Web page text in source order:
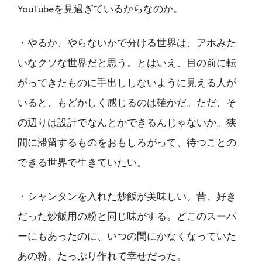
YouTubeを見過ぎているからなのか。
・やるか、やらないかで分ける世界は、アホみた
いなクソな世界だと思う。とはいえ、目の前に転
がってきたものに手出ししないように見える人が
いると、もどかしく感じるのは確かだ。ただ、そ
の辺りは設計でなんとかできるんじゃないか。狭
間に滞留するものをおもしろがって、待つことの
できる世界で生きていたい。
・シャンタンを入れた炒飯が美味しい。昔、好き
だった炒飯用の粉と同じ味がする。どこのスーパ
ーにもあったのに、いつの間にかなくなっていた
あの粉。たっぷり作れて幸せだった。